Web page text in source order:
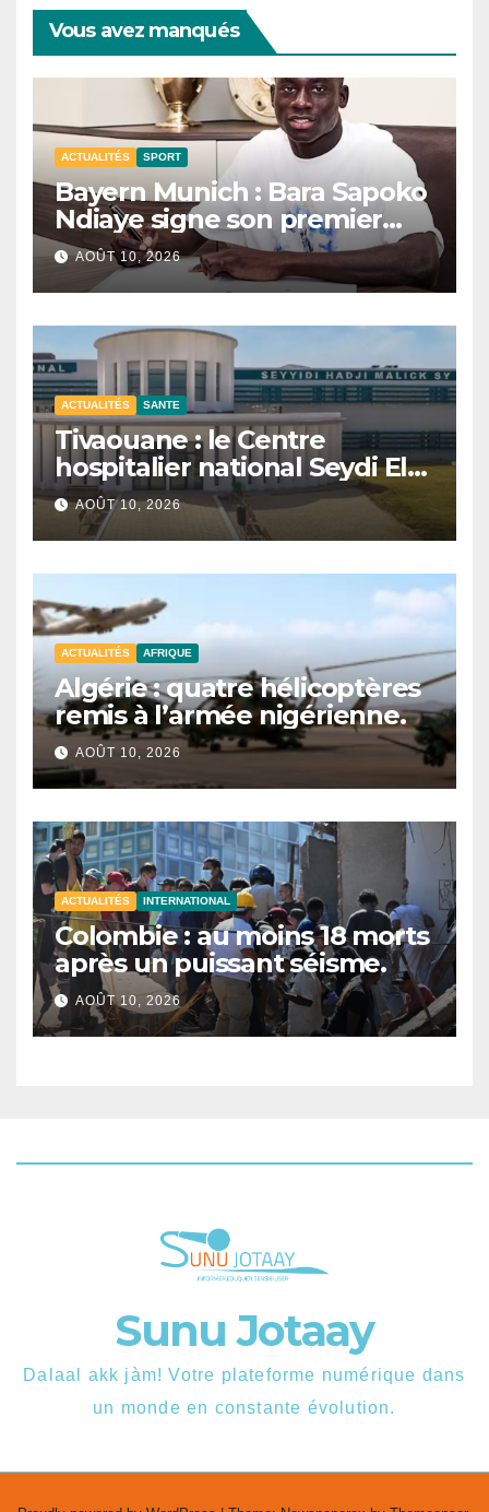
Vous avez manqués
ACTUALITÉS SPORT
Bayern Munich : Bara Sapoko
Ndiaye signe son premier
contrat professionnel.
AOÛT 10, 2026
ACTUALITÉS SANTE
Tivaouane : le Centre
hospitalier national Seydi El
Hadji Malick Sy mis en
service.
AOÛT 10, 2026
ACTUALITÉS AFRIQUE
Algérie : quatre hélicoptères
remis à l’armée nigérienne.
AOÛT 10, 2026
ACTUALITÉS INTERNATIONAL
Colombie : au moins 18 morts
après un puissant séisme.
AOÛT 10, 2026
Sunu Jotaay
Dalaal akk jàm! Votre plateforme numérique dans
un monde en constante évolution.